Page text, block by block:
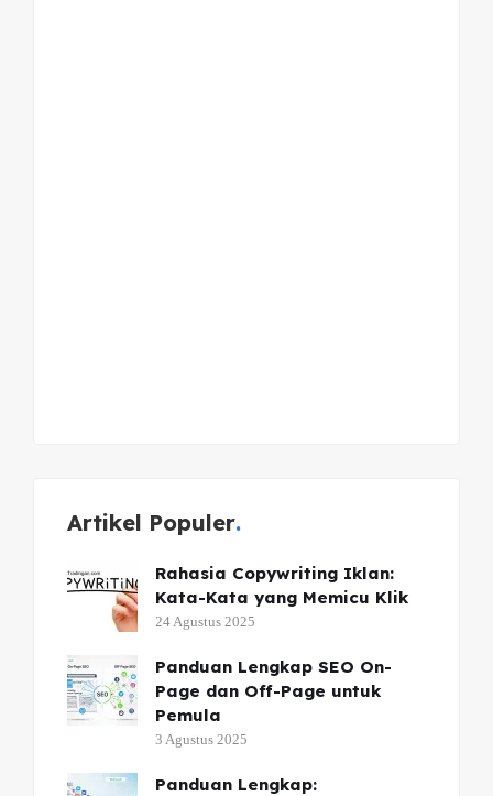
Artikel Populer
Rahasia Copywriting Iklan:
Kata-Kata yang Memicu Klik
24 Agustus 2025
Panduan Lengkap SEO On-
Page dan Off-Page untuk
Pemula
3 Agustus 2025
Panduan Lengkap: